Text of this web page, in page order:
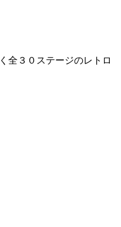
全３０ステージのレトロ